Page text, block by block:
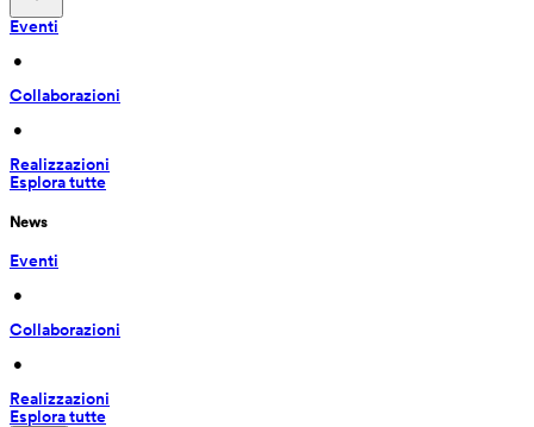
Eventi
•
Collaborazioni
•
Realizzazioni
Esplora tutte
News
Eventi
•
Collaborazioni
•
Realizzazioni
Esplora tutte